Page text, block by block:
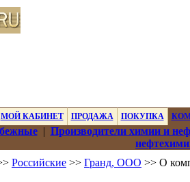
МОЙ КАБИНЕТ ПРОДАЖА ПОКУПКА
| Производители химии и
Российские >> Гранд, ООО >> О